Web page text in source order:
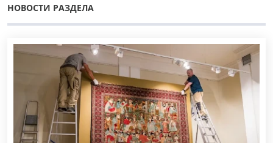
НОВОСТИ РАЗДЕЛА